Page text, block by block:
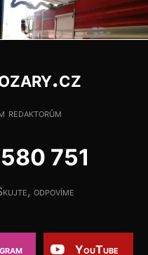
redaktorům
751
odpovíme
YouTube